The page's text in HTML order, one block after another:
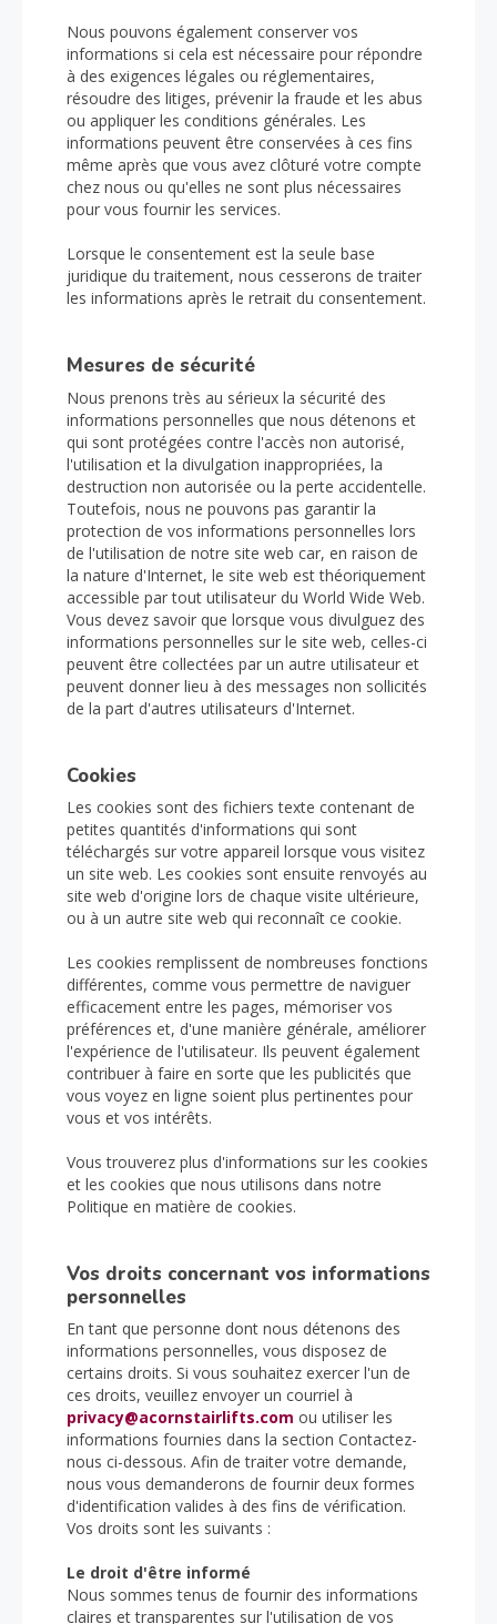
Nous pouvons également conserver vos
informations si cela est nécessaire pour répondre
à des exigences légales ou réglementaires,
résoudre des litiges, prévenir la fraude et les abus
ou appliquer les conditions générales. Les
informations peuvent être conservées à ces fins
même après que vous avez clôturé votre compte
chez nous ou qu'elles ne sont plus nécessaires
pour vous fournir les services.
Lorsque le consentement est la seule base
juridique du traitement, nous cesserons de traiter
les informations après le retrait du consentement.
Mesures de sécurité
Nous prenons très au sérieux la sécurité des
informations personnelles que nous détenons et
qui sont protégées contre l'accès non autorisé,
l'utilisation et la divulgation inappropriées, la
destruction non autorisée ou la perte accidentelle.
Toutefois, nous ne pouvons pas garantir la
protection de vos informations personnelles lors
de l'utilisation de notre site web car, en raison de
la nature d'Internet, le site web est théoriquement
accessible par tout utilisateur du World Wide Web.
Vous devez savoir que lorsque vous divulguez des
informations personnelles sur le site web, celles-ci
peuvent être collectées par un autre utilisateur et
peuvent donner lieu à des messages non sollicités
de la part d'autres utilisateurs d'Internet.
Cookies
Les cookies sont des fichiers texte contenant de
petites quantités d'informations qui sont
téléchargés sur votre appareil lorsque vous visitez
un site web. Les cookies sont ensuite renvoyés au
site web d'origine lors de chaque visite ultérieure,
ou à un autre site web qui reconnaît ce cookie.
Les cookies remplissent de nombreuses fonctions
différentes, comme vous permettre de naviguer
efficacement entre les pages, mémoriser vos
préférences et, d'une manière générale, améliorer
l'expérience de l'utilisateur. Ils peuvent également
contribuer à faire en sorte que les publicités que
vous voyez en ligne soient plus pertinentes pour
vous et vos intérêts.
Vous trouverez plus d'informations sur les cookies
et les cookies que nous utilisons dans notre
Politique en matière de cookies.
Vos droits concernant vos informations
personnelles
En tant que personne dont nous détenons des
informations personnelles, vous disposez de
certains droits. Si vous souhaitez exercer l'un de
ces droits, veuillez envoyer un courriel à
privacy@acornstairlifts.com ou utiliser les
informations fournies dans la section Contactez-
nous ci-dessous. Afin de traiter votre demande,
nous vous demanderons de fournir deux formes
d'identification valides à des fins de vérification.
Vos droits sont les suivants :
Le droit d'être informé
Nous sommes tenus de fournir des informations
claires et transparentes sur l'utilisation de vos